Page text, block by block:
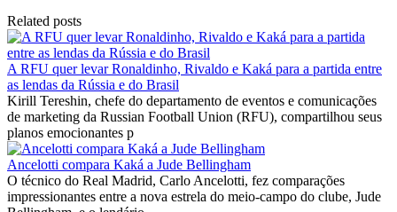
Related posts
A RFU quer levar Ronaldinho, Rivaldo e Kaká para a partida entre
as lendas da Rússia e do Brasil
Kirill Tereshin, chefe do departamento de eventos e comunicações
de marketing da Russian Football Union (RFU), compartilhou seus
planos emocionantes p
Ancelotti compara Kaká a Jude Bellingham
O técnico do Real Madrid, Carlo Ancelotti, fez comparações
impressionantes entre a nova estrela do meio-campo do clube, Jude